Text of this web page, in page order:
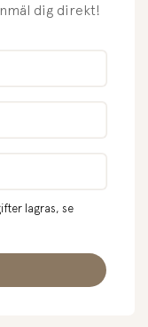
dig direkt!
lagras, se